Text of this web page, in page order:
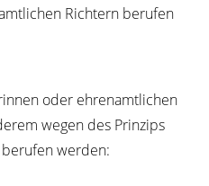
Richtern berufen
oder ehrenamtlichen
wegen des Prinzips
werden: